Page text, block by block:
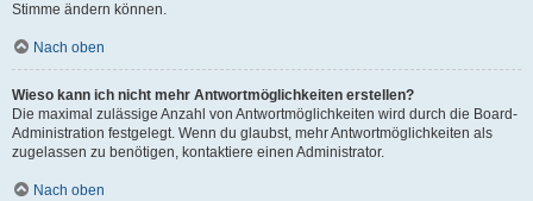
Stimme ändern können.
Nach oben
Wieso kann ich nicht mehr Antwortmöglichkeiten erstellen?
Die maximal zulässige Anzahl von Antwortmöglichkeiten wird durch die Board-
Administration festgelegt. Wenn du glaubst, mehr Antwortmöglichkeiten als
zugelassen zu benötigen, kontaktiere einen Administrator.
Nach oben